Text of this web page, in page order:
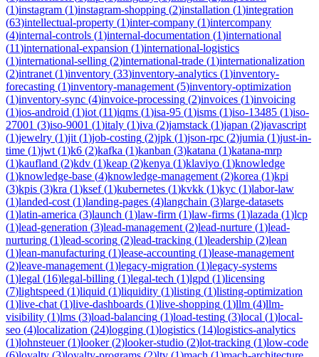
(1)instagram (1)instagram-shopping (2)installation (1)integration
(63)intellectual-property (1)inter-company (1)intercompany
(4)internal-controls (1)internal-documentation (1)international
(11)international-expansion (1)international-logistics
(1)international-selling (2)international-trade (1)internationalization
(2)intranet (1)inventory (33)inventory-analytics (1)inventory-
forecasting (1)inventory-management (5)inventory-optimization
(1)inventory-sync (4)invoice-processing (2)invoices (1)invoicing
(1)ios-android (1)iot (11)iqms (1)isa-95 (1)isms (1)iso-13485 (1)iso-
27001 (3)iso-9001 (1)italy (1)iva (2)jamstack (1)japan (2)javascript
(1)jewelry (1)jit (1)job-costing (2)jpk (1)json-rpc (2)jumia (1)just-in-
time (1)jwt (1)k6 (2)kafka (1)kanban (3)katana (1)katana-mrp
(1)kaufland (2)kdv (1)keap (2)kenya (1)klaviyo (1)knowledge
(1)knowledge-base (4)knowledge-management (2)korea (1)kpi
(3)kpis (3)kra (1)ksef(1)kubernetes (1)kvkk (1)kyc (1)labor-law
(1)landed-cost (1)landing-pages (4)langchain (3)large-datasets
(1)latin-america (3)launch (1)law-firm (1)law-firms (1)lazada (1)lcp
(1)lead-generation (3)lead-management (2)lead-nurture (1)lead-
nurturing (1)lead-scoring (2)lead-tracking (1)leadership (2)lean
(1)lean-manufacturing (1)lease-accounting (1)lease-management
(2)leave-management (1)legacy-migration (1)legacy-systems
(1)legal (16)legal-billing (1)legal-tech (1)lgpd (1)licensing
(7)lightspeed (1)liquid (1)liquidity (1)listing (1)listing-optimization
(1)live-chat (1)live-dashboards (1)live-shopping (1)llm (4)llm-
visibility (1)lms (3)load-balancing (1)load-testing (3)local (1)local-
seo (4)localization (24)logging (1)logistics (14)logistics-analytics
(1)lohnsteuer(1)looker(2)looker-studio (2)lot-tracking (1)low-code